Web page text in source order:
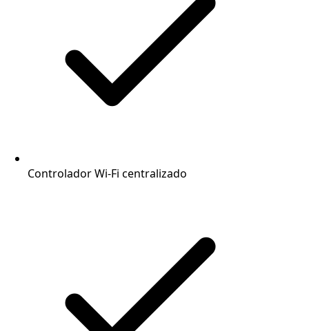
Controlador Wi-Fi centralizado